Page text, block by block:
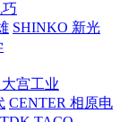
SHINKO 新光
宫工业
CENTER 相原电